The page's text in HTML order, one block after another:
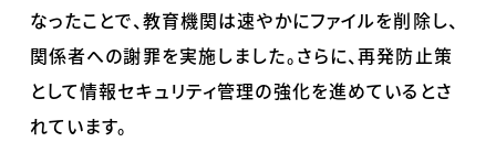
なったことで、教育機関は速やかにファイルを削除し、
関係者への謝罪を実施しました。さらに、再発防止策
として情報セキュリティ管理の強化を進めているとさ
れています。